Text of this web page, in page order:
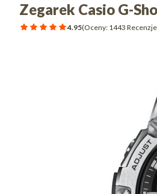
Zegarek Casio G-
4.95(Oceny: 1443